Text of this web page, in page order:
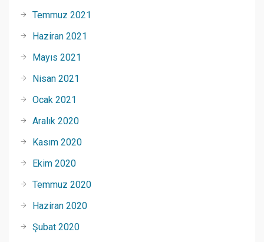
Temmuz 2021
Haziran 2021
Mayıs 2021
Nisan 2021
Ocak 2021
Aralık 2020
Kasım 2020
Ekim 2020
Temmuz 2020
Haziran 2020
Şubat 2020